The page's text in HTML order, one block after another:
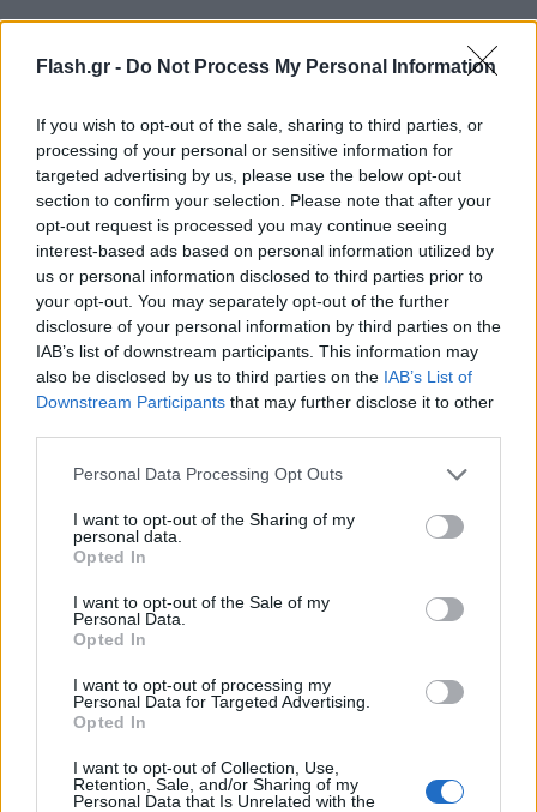
Flash.gr - Do Not Process My Personal Information
If you wish to opt-out of the sale, sharing to third parties, or
processing of your personal or sensitive information for
targeted advertising by us, please use the below opt-out
section to confirm your selection. Please note that after your
opt-out request is processed you may continue seeing
interest-based ads based on personal information utilized by
us or personal information disclosed to third parties prior to
your opt-out. You may separately opt-out of the further
disclosure of your personal information by third parties on the
IAB’s list of downstream participants. This information may
also be disclosed by us to third parties on the IAB’s List of
Downstream Participants that may further disclose it to other
Please note that this website/app uses one or more Google
not limited to your visit or usage behaviour. You may click to
grant or deny consent to Google and its third-party tags to
use your data for below specified purposes in below Google
consent section.
Personal Data Processing Opt Outs
I want to opt-out of the Sharing of my
personal data.
Opted In
I want to opt-out of the Sale of my
Personal Data.
Opted In
I want to opt-out of processing my
Personal Data for Targeted Advertising.
Opted In
I want to opt-out of Collection, Use,
Retention, Sale, and/or Sharing of my
Personal Data that Is Unrelated with the